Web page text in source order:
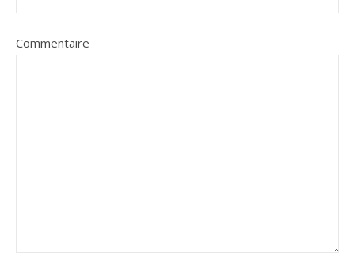
Commentaire